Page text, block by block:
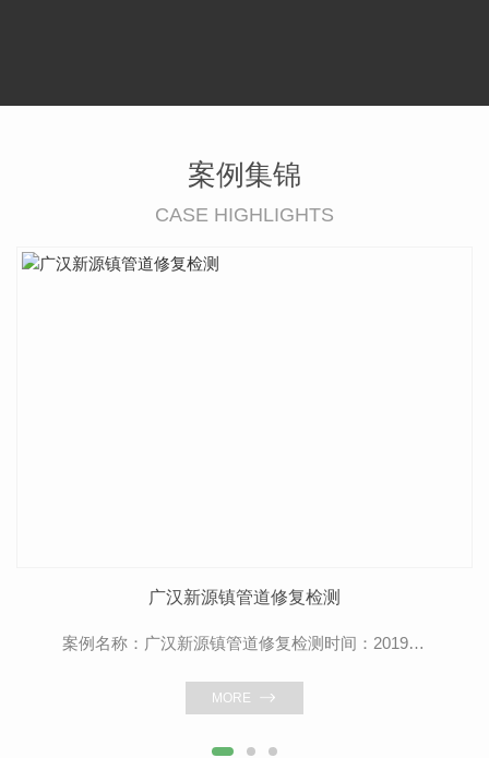
案例集锦
CASE HIGHLIGHTS
广汉新源镇管道修复检测
案例名称：广汉新源镇管道修复检测时间：2019.4.29描述：漏水检测指当供水管道发生泄漏时，水在压力下溢出会产生一种噪音，这种噪音会沿管道向两侧传播，或沿介质传播到地面，漏水检测仪器就是通过拾取这种...
MORE